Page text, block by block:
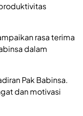
rasa terima
dalam
Pak Babinsa.
dan motivasi